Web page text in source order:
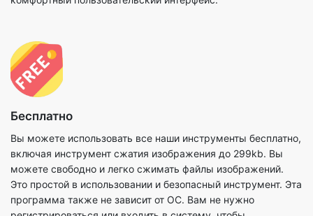
Бесплатно
Вы можете использовать все наши инструменты бесплатно,
включая инструмент сжатия изображения до 299kb. Вы
можете свободно и легко сжимать файлы изображений.
программа также не зависит от ОС. Вам не нужно
регистрироваться или входить в систему, чтобы
использовать инструмент сжатия изображения до 299kb.
Вы можете сжимать изображения до 299kb столько раз,
сколько захотите.